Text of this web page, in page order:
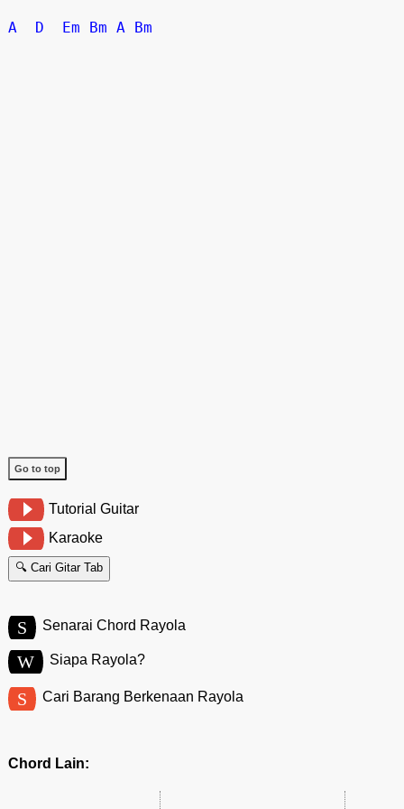
A D Em Bm A Bm
Go to top
Tutorial Guitar
Karaoke
🔍 Cari Gitar Tab
S Senarai Chord Rayola
W Siapa Rayola?
S Cari Barang Berkenaan Rayola
Chord Lain: